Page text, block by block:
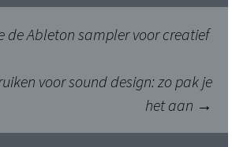
de Ableton sampler voor creatief
voor sound design: zo pak je
het aan →